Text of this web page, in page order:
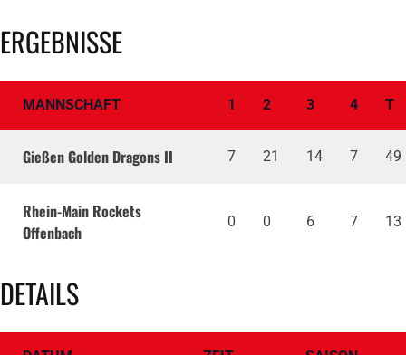
ERGEBNISSE
MANNSCHAFT 1 2 3 4 T
Gießen Golden Dragons II 7 21 14 7 49
Rhein-Main Rockets
Offenbach
0 0 6 7 13
DETAILS